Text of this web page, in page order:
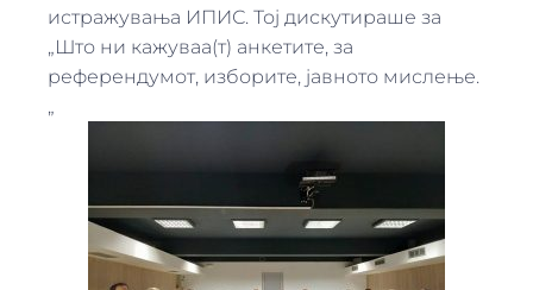
истражувања ИПИС. Тој дискутираше за
„Што ни кажуваа(т) анкетите, за
референдумот, изборите, јавното мислење.
„